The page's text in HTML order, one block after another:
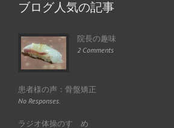
ブログ人気の記事
院長の趣味
2 Comments
患者様の声：骨盤矯正
No Responses.
ラジオ体操のすゝめ